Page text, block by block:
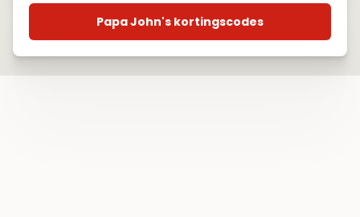
Papa John's kortingscodes